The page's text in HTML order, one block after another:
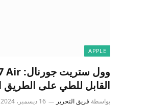
APPLE
القابل للطي على الطريق
بواسطة فريق التحرير 16 ديسمبر، 2024